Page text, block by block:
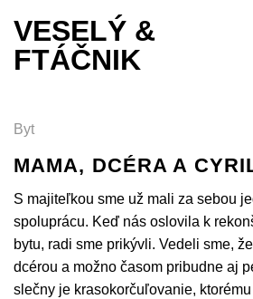
content
VESELÝ &
FTÁČNIK
Byt
MAMA, DCÉRA A
S majiteľkou sme už mali za sebou
spoluprácu. Keď nás oslovila k
bytu, radi sme prikývli. Vedeli sme,
dcérou a možno časom pribudne aj
slečny je krasokorčuľovanie,